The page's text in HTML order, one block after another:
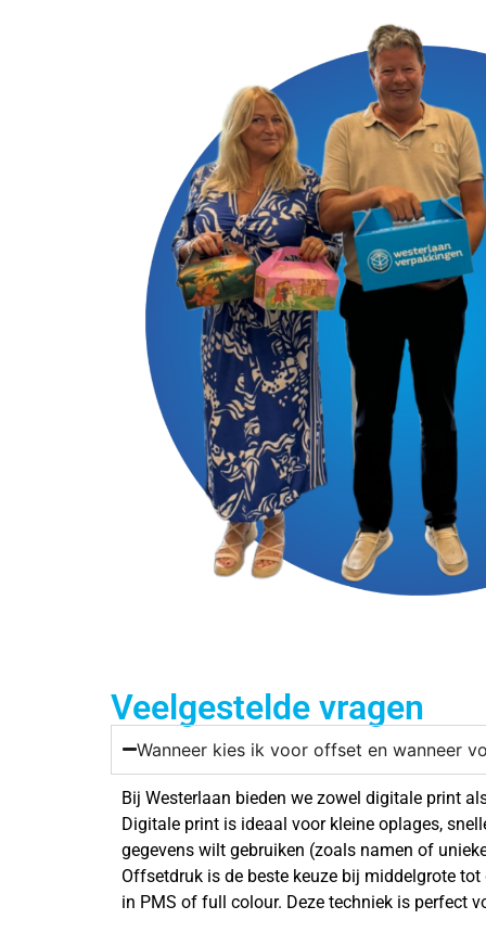
Veelgestelde vragen
Wanneer kies ik voor offset en wanneer
Bij Westerlaan bieden we zowel digitale print
Digitale print is ideaal voor kleine oplages,
gegevens wilt gebruiken (zoals namen of
Offsetdruk is de beste keuze bij middelgrote
in PMS of full colour. Deze techniek is perfect